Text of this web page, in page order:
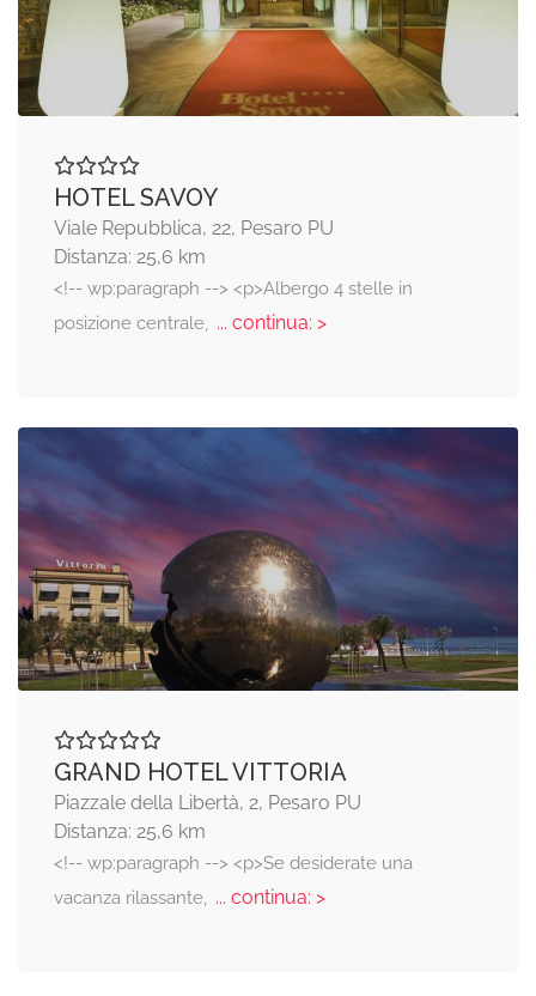
HOTEL SAVOY
Viale Repubblica, 22, Pesaro PU
Distanza: 25,6 km
<!-- wp:paragraph --> <p>Albergo 4 stelle in
posizione centrale, ... continua: >
GRAND HOTEL VITTORIA
Piazzale della Libertà, 2, Pesaro PU
Distanza: 25,6 km
<!-- wp:paragraph --> <p>Se desiderate una
vacanza rilassante, ... continua: >